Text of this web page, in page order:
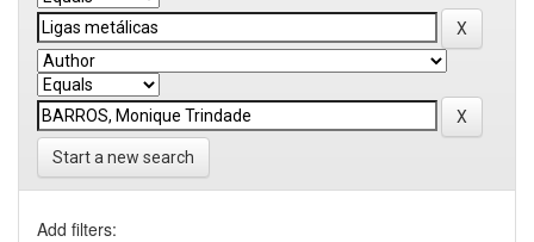
Start a new search
Add filters: